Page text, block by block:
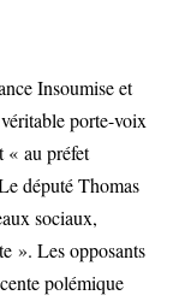
Insoumise et
porte-voix
« au préfet
député Thomas
sociaux,
». Les opposants
polémique